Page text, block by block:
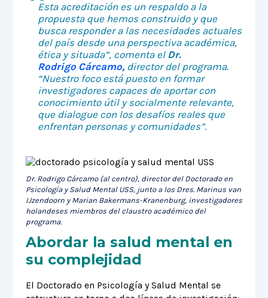
Esta acreditación es un respaldo a la
propuesta que hemos construido y que
busca responder a las necesidades actuales
del país desde una perspectiva académica,
ética y situada”, comenta el Dr.
Rodrigo Cárcamo,director del programa.
“Nuestro foco está puesto en formar
investigadores capaces de aportar con
conocimiento útil y socialmente relevante,
que dialogue con los desafíos reales que
enfrentan personas y comunidades”.
Dr. Rodrigo Cárcamo (al centro), director del Doctorado en
Psicología y Salud Mental USS, junto a los Dres. Marinus van
IJzendoorn y Marian Bakermans-Kranenburg, investigadores
holandeses miembros del claustro académico del
programa.
Abordar la salud mental en
su complejidad
El Doctorado en Psicología y Salud Mental se